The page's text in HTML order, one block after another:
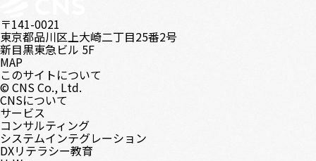
〒141-0021
東京都品川区上大崎二丁目25番2号
新目黒東急ビル 5F
MAP
このサイトについて
© CNS Co., Ltd.
CNSについて
サービス
コンサルティング
システムインテグレーション
DXリテラシー教育